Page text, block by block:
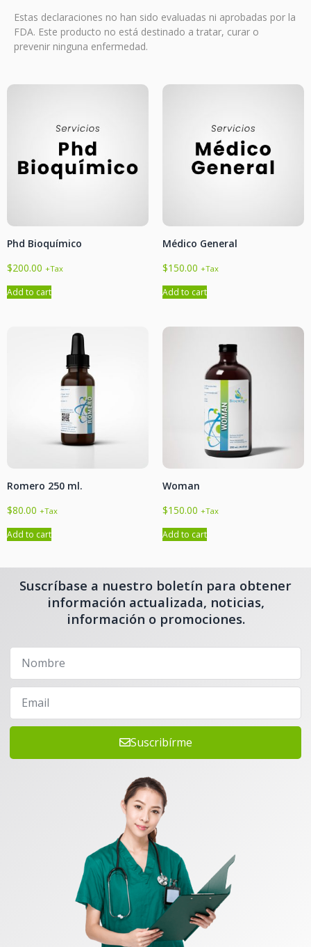
Estas declaraciones no han sido evaluadas ni aprobadas por la
FDA. Este producto no está destinado a tratar, curar o
prevenir ninguna enfermedad.
Phd Bioquímico
$200.00 +Tax
Add to cart
Médico General
$150.00 +Tax
Add to cart
Romero 250 ml.
$80.00 +Tax
Add to cart
Woman
$150.00 +Tax
Add to cart
Suscríbase a nuestro boletín para obtener
información actualizada, noticias,
información o promociones.
Suscribírme